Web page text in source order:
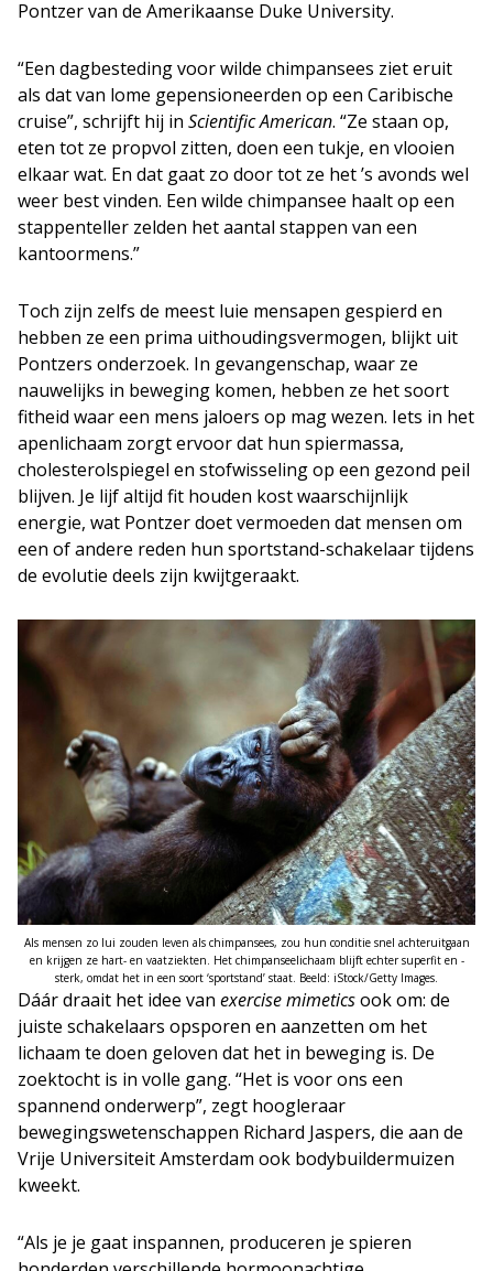
Pontzer van de Amerikaanse Duke University.
“Een dagbesteding voor wilde chimpansees ziet eruit
als dat van lome gepensioneerden op een Caribische
cruise”, schrijft hij in Scientific American. “Ze staan op,
eten tot ze propvol zitten, doen een tukje, en vlooien
elkaar wat. En dat gaat zo door tot ze het ’s avonds wel
weer best vinden. Een wilde chimpansee haalt op een
stappenteller zelden het aantal stappen van een
kantoormens.”
Toch zijn zelfs de meest luie mensapen gespierd en
hebben ze een prima uithoudingsvermogen, blijkt uit
Pontzers onderzoek. In gevangenschap, waar ze
nauwelijks in beweging komen, hebben ze het soort
fitheid waar een mens jaloers op mag wezen. Iets in het
apenlichaam zorgt ervoor dat hun spiermassa,
cholesterolspiegel en stofwisseling op een gezond peil
blijven. Je lijf altijd fit houden kost waarschijnlijk
energie, wat Pontzer doet vermoeden dat mensen om
een of andere reden hun sportstand-schakelaar tijdens
de evolutie deels zijn kwijtgeraakt.
Als mensen zo lui zouden leven als chimpansees, zou hun conditie snel achteruitgaan
en krijgen ze hart- en vaatziekten. Het chimpanseelichaam blijft echter superfit en -
sterk, omdat het in een soort ‘sportstand’ staat. Beeld: iStock/Getty Images.
Dáár draait het idee van exercise mimeticsook om: de
juiste schakelaars opsporen en aanzetten om het
lichaam te doen geloven dat het in beweging is. De
zoektocht is in volle gang. “Het is voor ons een
spannend onderwerp”, zegt hoogleraar
bewegingswetenschappen Richard Jaspers, die aan de
Vrije Universiteit Amsterdam ook bodybuildermuizen
kweekt.
“Als je je gaat inspannen, produceren je spieren